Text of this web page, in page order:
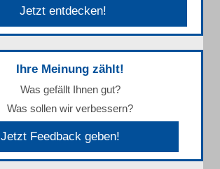
Jetzt entdecken!
Ihre Meinung zählt!
Was gefällt Ihnen gut?
Was sollen wir verbessern?
Jetzt Feedback geben!